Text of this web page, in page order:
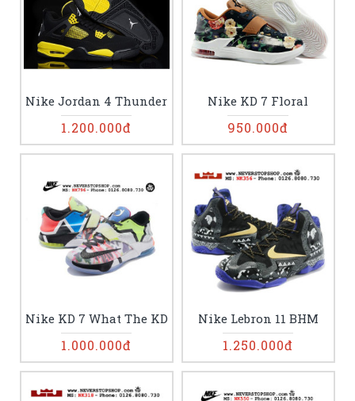
Nike Jordan 4 Thunder
1.200.000đ
Nike KD 7 Floral
950.000đ
Nike KD 7 What The KD
1.000.000đ
Nike Lebron 11 BHM
1.250.000đ